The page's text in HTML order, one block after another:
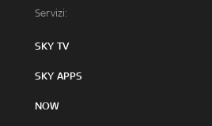
Servizi:
SKY TV
SKY APPS
NOW